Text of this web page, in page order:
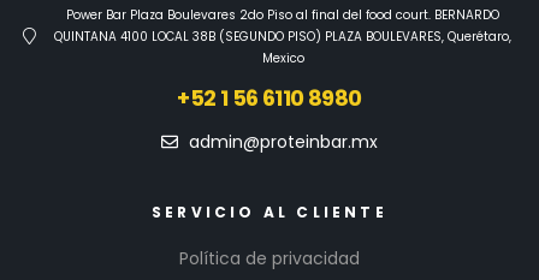
Power Bar Plaza Boulevares 2do Piso al final del food court. BERNARDO
QUINTANA 4100 LOCAL 38B (SEGUNDO PISO) PLAZA BOULEVARES, Querétaro,
Mexico
+52 1 56 6110 8980
admin@proteinbar.mx
SERVICIO AL CLIENTE
Política de privacidad